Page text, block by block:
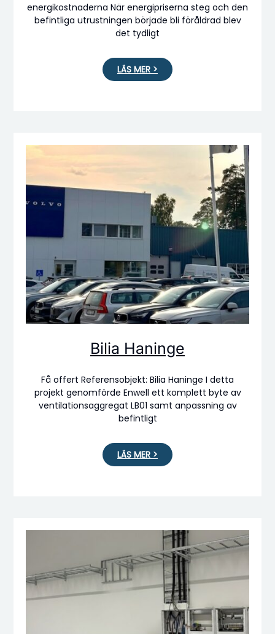
energikostnaderna När energipriserna steg och den
befintliga utrustningen började bli föråldrad blev
det tydligt
LÄS MER >
Bilia Haninge
Få offert Referensobjekt: Bilia Haninge I detta
projekt genomförde Enwell ett komplett byte av
ventilationsaggregat LB01 samt anpassning av
befintligt
LÄS MER >